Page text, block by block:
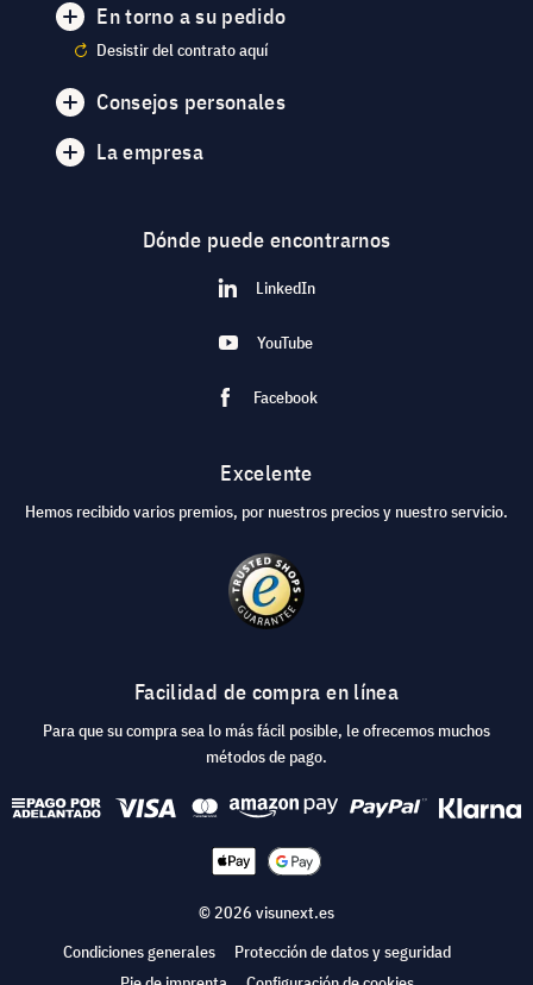
En torno a su pedido
Desistir del contrato aquí
Consejos personales
La empresa
Dónde puede encontrarnos
LinkedIn
YouTube
Facebook
Excelente
Hemos recibido varios premios, por nuestros precios y nuestro servicio.
Facilidad de compra en línea
Para que su compra sea lo más fácil posible, le ofrecemos muchos
métodos de pago.
© 2026 visunext.es
Condiciones generales
Protección de datos y seguridad